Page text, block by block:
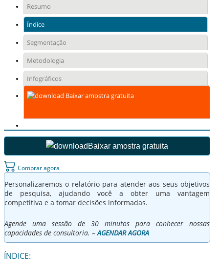
Resumo
Índice
Segmentação
Metodologia
Infográficos
Baixar amostra gratuita
Baixar amostra gratuita
Comprar agora
Personalizaremos o relatório para atender aos seus objetivos
de pesquisa, ajudando você a obter uma vantagem
competitiva e a tomar decisões informadas.
Agende uma sessão de 30 minutos para conhecer nossas
capacidades de consultoria. –AGENDAR AGORA
ÍNDICE: